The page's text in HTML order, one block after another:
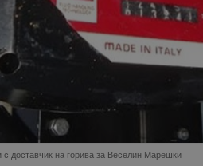
с доставчик на горива за Веселин Марешки